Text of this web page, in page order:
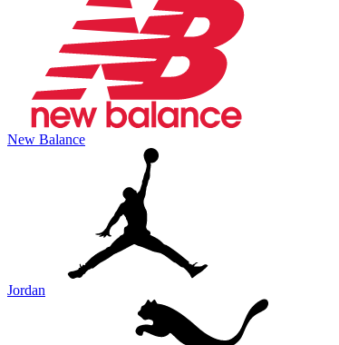
New Balance
Jordan